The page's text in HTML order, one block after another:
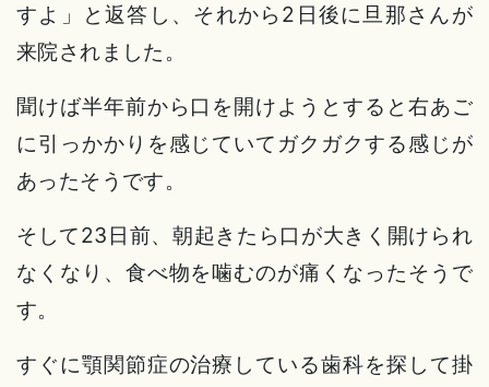
すよ」と返答し、それから2日後に旦那さんが
来院されました。
聞けば半年前から口を開けようとすると右あご
に引っかかりを感じていてガクガクする感じが
あったそうです。
そして23日前、朝起きたら口が大きく開けられ
なくなり、食べ物を噛むのが痛くなったそうで
す。
すぐに顎関節症の治療している歯科を探して掛